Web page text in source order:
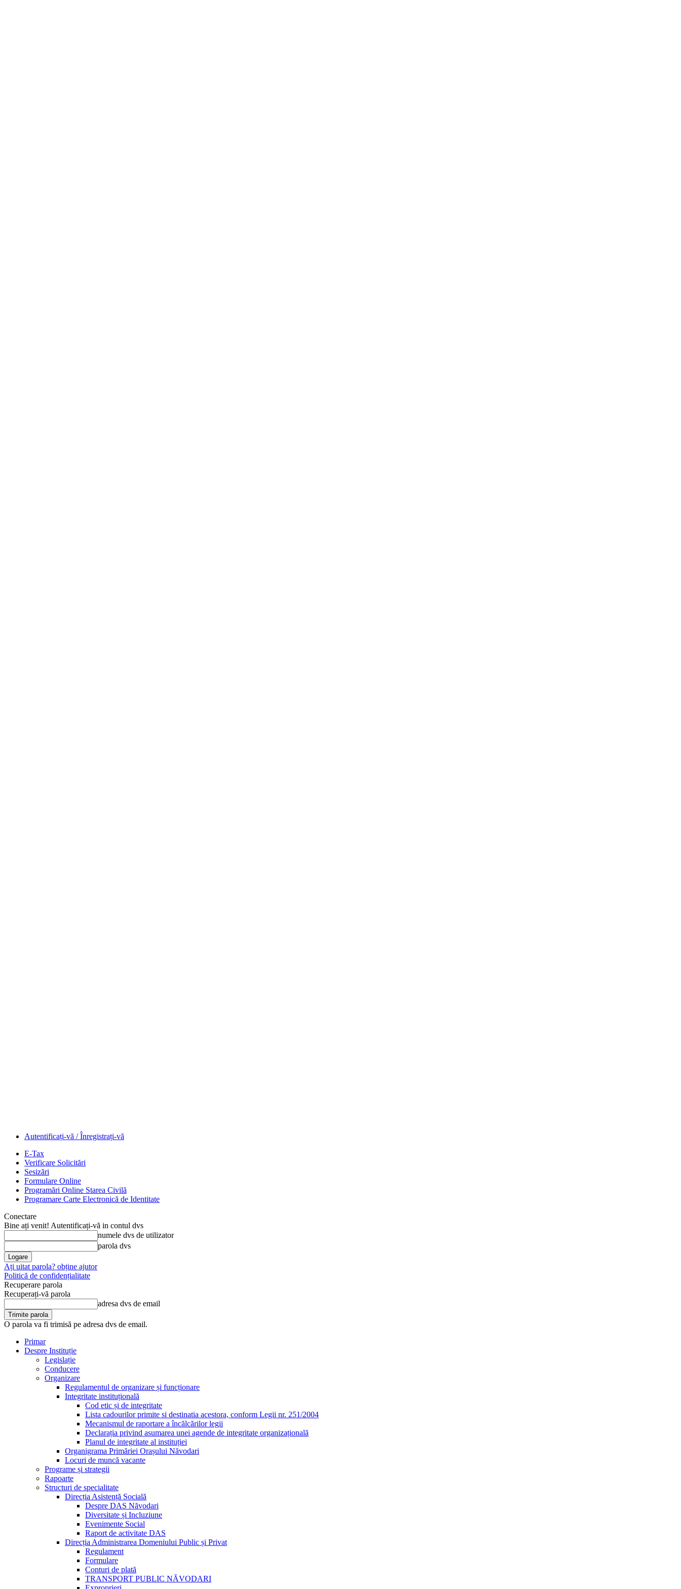
Autentificați-vă / Înregistrați-vă
E-Tax
Verificare Solicitări
Sesizări
Formulare Online
Programări Online Starea Civilă
Programare Carte Electronică de Identitate
Conectare
Bine ați venit! Autentificați-vă in contul dvs
numele dvs de utilizator
parola dvs
Ați uitat parola? obține ajutor
Politică de confidențialitate
Recuperare parola
Recuperați-vă parola
adresa dvs de email
O parola va fi trimisă pe adresa dvs de email.
Primar
Despre Instituție
Legislație
Conducere
Organizare
Regulamentul de organizare și funcționare
Integritate instituțională
Cod etic și de integritate
Lista cadourilor primite si destinatia acestora, conform Legii nr. 251/2004
Mecanismul de raportare a încălcărilor legii
Declarația privind asumarea unei agende de integritate organizațională
Planul de integritate al instituției
Organigrama Primăriei Orașului Năvodari
Locuri de muncă vacante
Programe și strategii
Rapoarte
Structuri de specialitate
Direcția Asistență Socială
Despre DAS Năvodari
Diversitate și Incluziune
Evenimente Social
Raport de activitate DAS
Direcția Administrarea Domeniului Public și Privat
Regulament
Formulare
Conturi de plată
TRANSPORT PUBLIC NĂVODARI